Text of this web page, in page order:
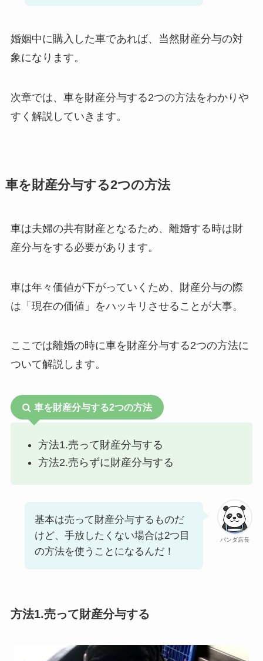
婚姻中に購入した車であれば、当然財産分与の対
象になります。
次章では、車を財産分与する2つの方法をわかりや
すく解説していきます。
車を財産分与する2つの方法
車は夫婦の共有財産となるため、離婚する時は財
産分与をする必要があります。
車は年々価値が下がっていくため、財産分与の際
は「現在の価値」をハッキリさせることが大事。
ここでは離婚の時に車を財産分与する2つの方法に
ついて解説します。
車を財産分与する2つの方法
方法1.売って財産分与する
方法2.売らずに財産分与する
パンダ店長
基本は売って財産分与するものだ
けど、手放したくない場合は2つ目
の方法を使うことになるんだ！
方法1.売って財産分与する